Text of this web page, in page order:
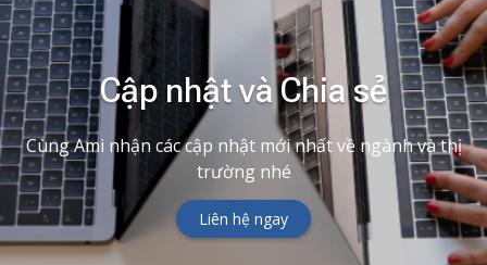
Cập nhật và Chia sẻ
Cùng Ami nhận các cập nhật mới nhất về ngành và thị
trường nhé
Liên hệ ngay